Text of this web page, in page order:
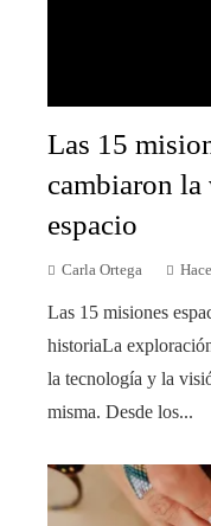
Las 15
cambiaron
espacio
Carla Ortega
Las 15 misiones
historiaLa
la tecnología y la
misma. Desde los...